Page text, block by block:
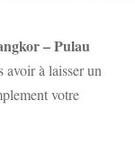
– Pulau
avoir à laisser un
votre